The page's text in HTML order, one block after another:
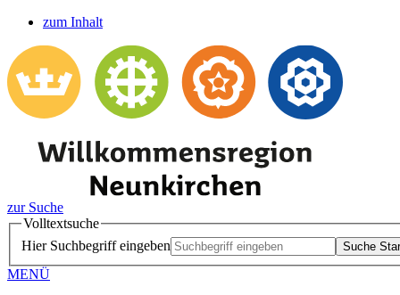
zum Inhalt
zur Suche
Volltextsuche
Hier Suchbegriff eingeben
Suche
MENÜ